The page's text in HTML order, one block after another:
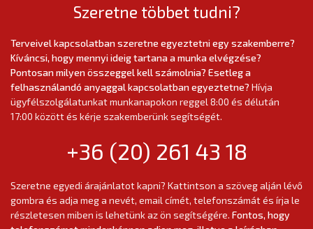
Szeretne többet tudni?
Terveivel kapcsolatban szeretne egyeztetni egy szakemberre?
Kíváncsi, hogy mennyi ideig tartana a munka elvégzése?
Pontosan milyen összeggel kell számolnia? Esetleg a
felhasználandó anyaggal kapcsolatban egyeztetne? Hívja
ügyfélszolgálatunkat munkanapokon reggel 8:00 és délután
17:00 között és kérje szakemberünk segítségét.
+36 (20) 261 43 18
Szeretne egyedi árajánlatot kapni? Kattintson a szöveg alján lévő
gombra és adja meg a nevét, email címét, telefonszámát és írja le
részletesen miben is lehetünk az ön segítségére. Fontos, hogy